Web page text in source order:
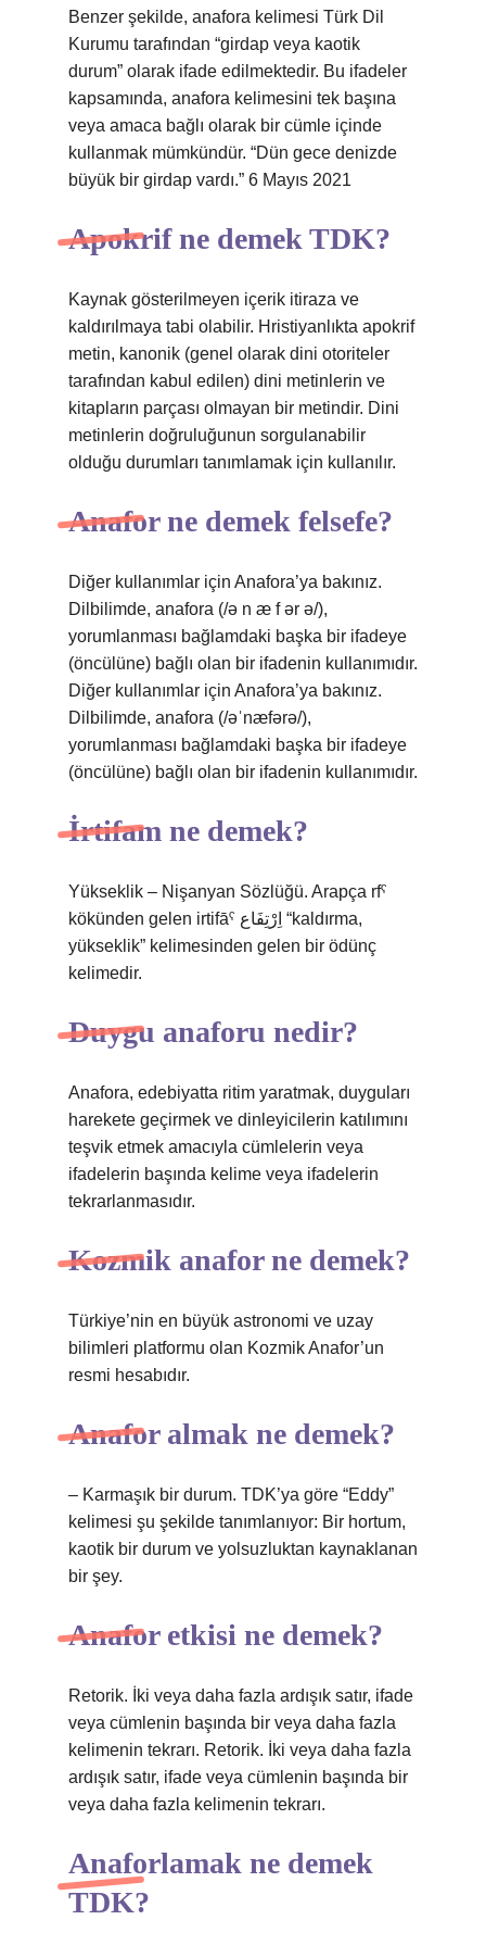
Benzer şekilde, anafora kelimesi Türk Dil
Kurumu tarafından “girdap veya kaotik
durum” olarak ifade edilmektedir. Bu ifadeler
kapsamında, anafora kelimesini tek başına
veya amaca bağlı olarak bir cümle içinde
kullanmak mümkündür. “Dün gece denizde
büyük bir girdap vardı.” 6 Mayıs 2021
Apokrif ne demek TDK?
Kaynak gösterilmeyen içerik itiraza ve
kaldırılmaya tabi olabilir. Hristiyanlıkta apokrif
metin, kanonik (genel olarak dini otoriteler
tarafından kabul edilen) dini metinlerin ve
kitapların parçası olmayan bir metindir. Dini
metinlerin doğruluğunun sorgulanabilir
olduğu durumları tanımlamak için kullanılır.
Anafor ne demek felsefe?
Diğer kullanımlar için Anafora’ya bakınız.
Dilbilimde, anafora (/ə n æ f ər ə/),
yorumlanması bağlamdaki başka bir ifadeye
(öncülüne) bağlı olan bir ifadenin kullanımıdır.
Diğer kullanımlar için Anafora’ya bakınız.
Dilbilimde, anafora (/əˈnæfərə/),
yorumlanması bağlamdaki başka bir ifadeye
(öncülüne) bağlı olan bir ifadenin kullanımıdır.
İrtifam ne demek?
Yükseklik – Nişanyan Sözlüğü. Arapça rfˁ
kökünden gelen irtifāˁ اِرْتِفَاع “kaldırma,
yükseklik” kelimesinden gelen bir ödünç
kelimedir.
Duygu anaforu nedir?
Anafora, edebiyatta ritim yaratmak, duyguları
harekete geçirmek ve dinleyicilerin katılımını
teşvik etmek amacıyla cümlelerin veya
ifadelerin başında kelime veya ifadelerin
tekrarlanmasıdır.
Kozmik anafor ne demek?
Türkiye’nin en büyük astronomi ve uzay
bilimleri platformu olan Kozmik Anafor’un
resmi hesabıdır.
Anafor almak ne demek?
– Karmaşık bir durum. TDK’ya göre “Eddy”
kelimesi şu şekilde tanımlanıyor: Bir hortum,
kaotik bir durum ve yolsuzluktan kaynaklanan
bir şey.
Anafor etkisi ne demek?
Retorik. İki veya daha fazla ardışık satır, ifade
veya cümlenin başında bir veya daha fazla
kelimenin tekrarı. Retorik. İki veya daha fazla
ardışık satır, ifade veya cümlenin başında bir
veya daha fazla kelimenin tekrarı.
Anaforlamak ne demek
TDK?